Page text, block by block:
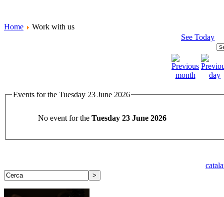
Home
Work with us
See Today
Events for the Tuesday 23 June 2026
No event for the Tuesday 23 June 2026